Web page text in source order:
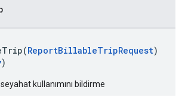
ReportBillableTripRequest)
)
kullanımını bildirme